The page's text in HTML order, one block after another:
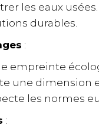
les eaux
durables.
:
empreinte
une dimension
les normes
: